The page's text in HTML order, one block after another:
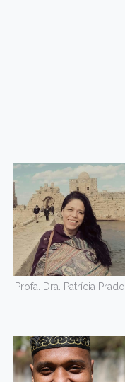
Profa. Dra. Patrícia Prado